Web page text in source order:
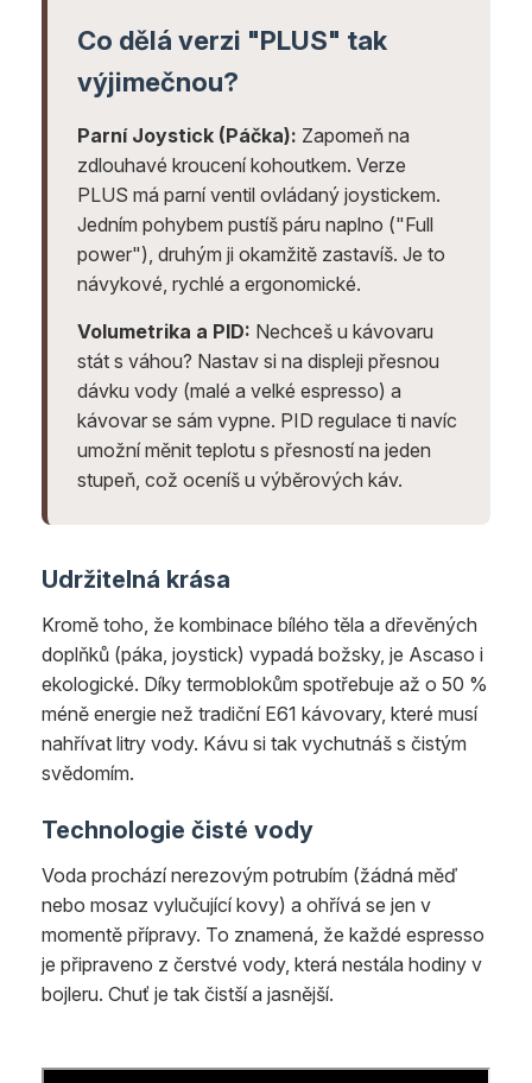
Co dělá verzi "PLUS" tak
výjimečnou?
Parní Joystick (Páčka): Zapomeň na
zdlouhavé kroucení kohoutkem. Verze
PLUS má parní ventil ovládaný joystickem.
Jedním pohybem pustíš páru naplno ("Full
power"), druhým ji okamžitě zastavíš. Je to
návykové, rychlé a ergonomické.
Volumetrika a PID: Nechceš u kávovaru
stát s váhou? Nastav si na displeji přesnou
dávku vody (malé a velké espresso) a
kávovar se sám vypne. PID regulace ti navíc
umožní měnit teplotu s přesností na jeden
stupeň, což oceníš u výběrových káv.
Udržitelná krása
Kromě toho, že kombinace bílého těla a dřevěných
doplňků (páka, joystick) vypadá božsky, je Ascaso i
ekologické. Díky termoblokům spotřebuje až o 50 %
méně energie než tradiční E61 kávovary, které musí
nahřívat litry vody. Kávu si tak vychutnáš s čistým
svědomím.
Technologie čisté vody
Voda prochází nerezovým potrubím (žádná měď
nebo mosaz vylučující kovy) a ohřívá se jen v
momentě přípravy. To znamená, že každé espresso
je připraveno z čerstvé vody, která nestála hodiny v
bojleru. Chuť je tak čistší a jasnější.